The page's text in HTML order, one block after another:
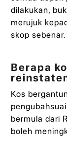
dilakukan,
merujuk
skop sebenar.
Berapa
Kos
bermula dari
boleh